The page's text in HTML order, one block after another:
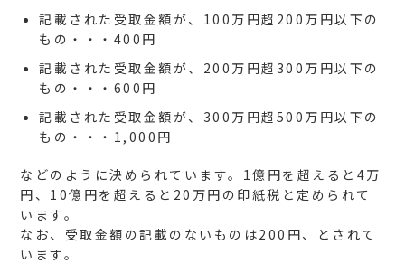
記載された受取金額が、100万円超200万円以下の
もの・・・400円
記載された受取金額が、200万円超300万円以下の
もの・・・600円
記載された受取金額が、300万円超500万円以下の
もの・・・1,000円
などのように決められています。1億円を超えると4万
円、10億円を超えると20万円の印紙税と定められて
います。
なお、受取金額の記載のないものは200円、とされて
います。